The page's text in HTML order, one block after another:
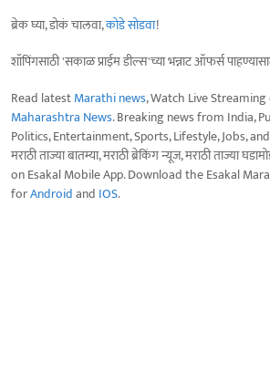
ब्रेक घ्या, डोकं चालवा,कोडे सोडवा!
शॉपिंगसाठी 'सकाळ प्राईम डील्स'च्या भन्नाट ऑफर्स
Read latestMarathi news, Watch Live
Maharashtra News. Breaking news from India,
Politics, Entertainment, Sports, Lifestyle, Jobs,
मराठी ताज्या बातम्या, मराठी ब्रेकिंग न्यूज, मराठी ताज्या
on Esakal Mobile App. Download the Esakal
forAndroidand IOS.